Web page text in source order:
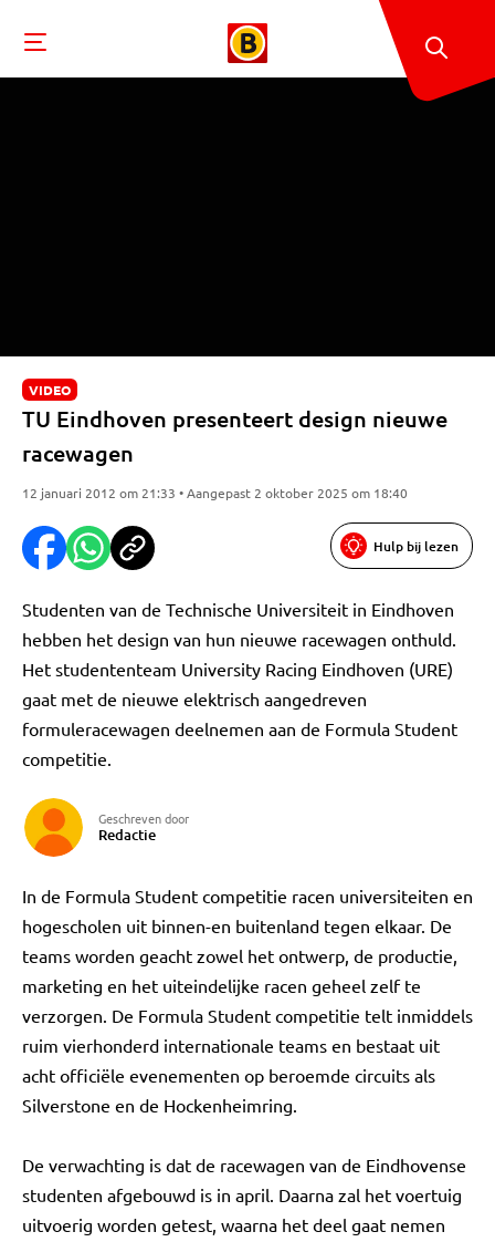
VIDEO
TU Eindhoven presenteert design nieuwe
racewagen
12 januari 2012 om 21:33 • Aangepast 2 oktober 2025 om 18:40
Hulp bij lezen
Studenten van de Technische Universiteit in Eindhoven
hebben het design van hun nieuwe racewagen onthuld.
Het studententeam University Racing Eindhoven (URE)
gaat met de nieuwe elektrisch aangedreven
formuleracewagen deelnemen aan de Formula Student
competitie.
Geschreven door
Redactie
In de Formula Student competitie racen universiteiten en
hogescholen uit binnen-en buitenland tegen elkaar. De
teams worden geacht zowel het ontwerp, de productie,
marketing en het uiteindelijke racen geheel zelf te
verzorgen. De Formula Student competitie telt inmiddels
ruim vierhonderd internationale teams en bestaat uit
acht officiële evenementen op beroemde circuits als
Silverstone en de Hockenheimring.
De verwachting is dat de racewagen van de Eindhovense
studenten afgebouwd is in april. Daarna zal het voertuig
uitvoerig worden getest, waarna het deel gaat nemen